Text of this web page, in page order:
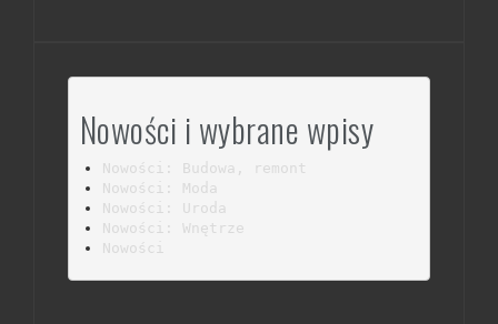
Nowości i wybrane wpisy
Nowości: Budowa, remont
Nowości: Moda
Nowości: Uroda
Nowości: Wnętrze
Nowości